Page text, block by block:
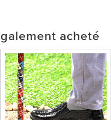
acheté